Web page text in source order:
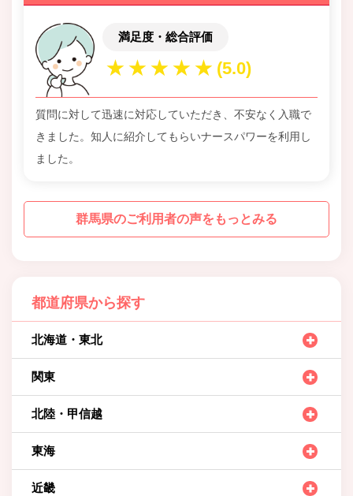
満足度・総合評価
質問に対して迅速に対応していただき、不安なく入職で
きました。知人に紹介してもらいナースパワーを利用し
ました。
群馬県のご利用者の声をもっとみる
都道府県から探す
北海道・東北
関東
北陸・甲信越
東海
近畿